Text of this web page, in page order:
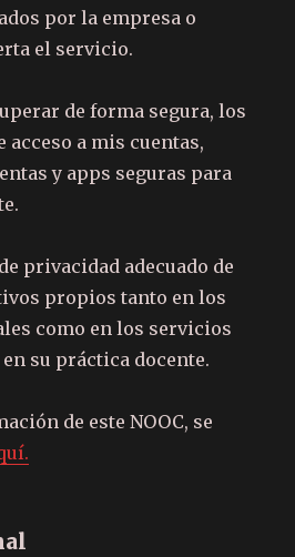
por la empresa o
el servicio.
de forma segura, los
acceso a mis cuentas,
y apps seguras para
privacidad adecuado de
propios tanto en los
como en los servicios
en su práctica docente.
de este NOOC, se